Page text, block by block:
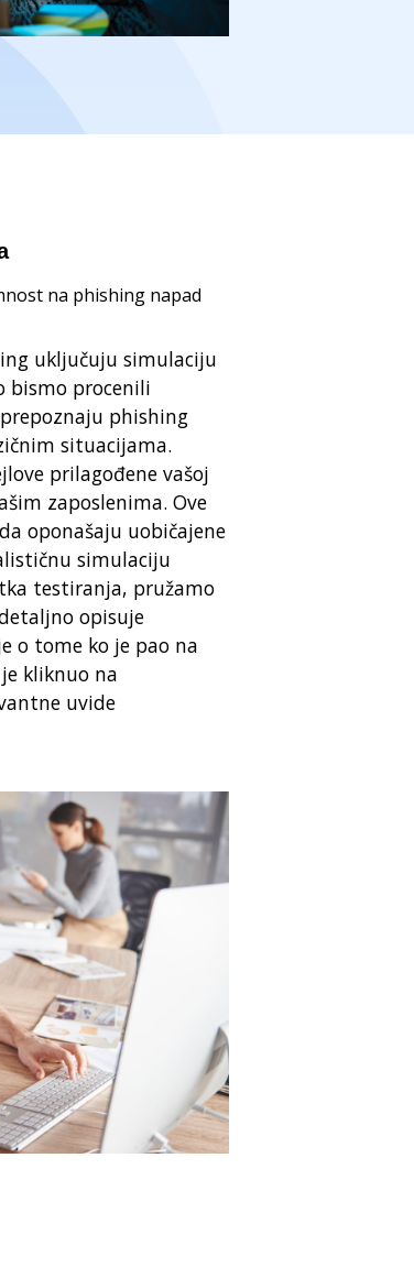
na phishing napad
uključuju simulaciju
bismo procenili
phishing
situacijama.
prilagođene vašoj
zaposlenima. Ove
oponašaju uobičajene
simulaciju
testiranja, pružamo
opisuje
o tome ko je pao na
kliknuo na
uvide